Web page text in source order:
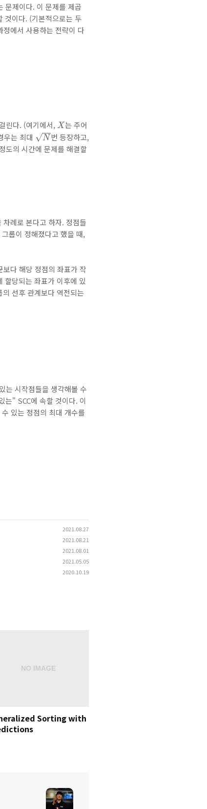
제이다. 이 문제를 제곱
것이다. (기본적으로는 두
에서 사용하는 전략이 다
린다. (여기에서, X
X 는 주어
우는 최대 √N
N
번 등장하고,
도의 시간에 문제를 해결할
례로 본다고 하자. 정점들
룹이 정해졌다고 했을 때,
다 해당 정점의 좌표가 작
할당되는 좌표가 이후에 있
선후 관계보다 역전되는
는 시작점들을 생각해볼 수
는" SCC에 속할 것이다. 이
있는 정점의 최대 개수를
2021.08.27
2021.08.21
2021.08.01
2021.05.05
2020.10.19
Sorting with